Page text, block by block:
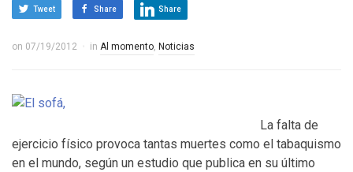
Tweet Share Share
on 07/19/2012 in Al momento, Noticias
La falta de
ejercicio físico provoca tantas muertes como el tabaquismo
en el mundo, según un estudio que publica en su último